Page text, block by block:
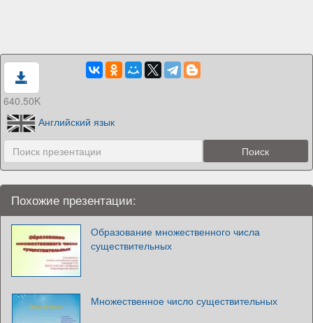
640.50K
Английский язык
Похожие презентации:
Образование множественного числа
существительных
Множественное число существительных